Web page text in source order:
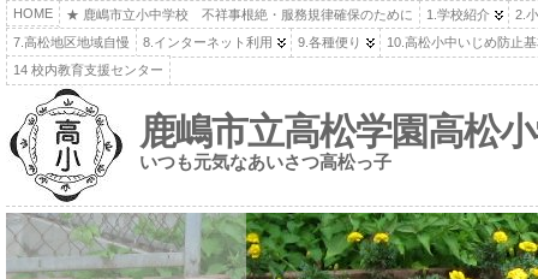
HOME ★ 鹿嶋市立小中学校 不祥事根絶・服務規律確保のために 1.学校紹介
2.
7.高松地区地域自慢
8.インターネット利用 9.各種便り
10.高松小中いじめ防止
14 校内教育支援センター
鹿嶋市立高松学園高松
いつも元気なあいさつ高松っ子